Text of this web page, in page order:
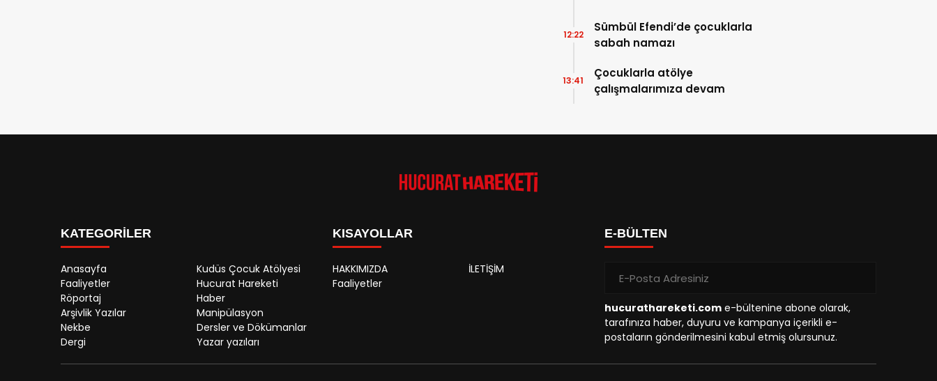
Sümbül Efendi’de çocuklarla
sabah namazı
12:22
Çocuklarla atölye
çalışmalarımıza devam
13:41
KATEGORİLER
Anasayfa
Kudüs Çocuk Atölyesi
Faaliyetler
Hucurat Hareketi
Röportaj
Haber
Arşivlik Yazılar
Manipülasyon
Nekbe
Dersler ve Dökümanlar
Dergi
Yazar yazıları
KISAYOLLAR
HAKKIMIZDA
İLETİŞİM
Faaliyetler
E-BÜLTEN
hucurathareketi.com e-bültenine abone olarak,
tarafınıza haber, duyuru ve kampanya içerikli e-
postaların gönderilmesini kabul etmiş olursunuz.